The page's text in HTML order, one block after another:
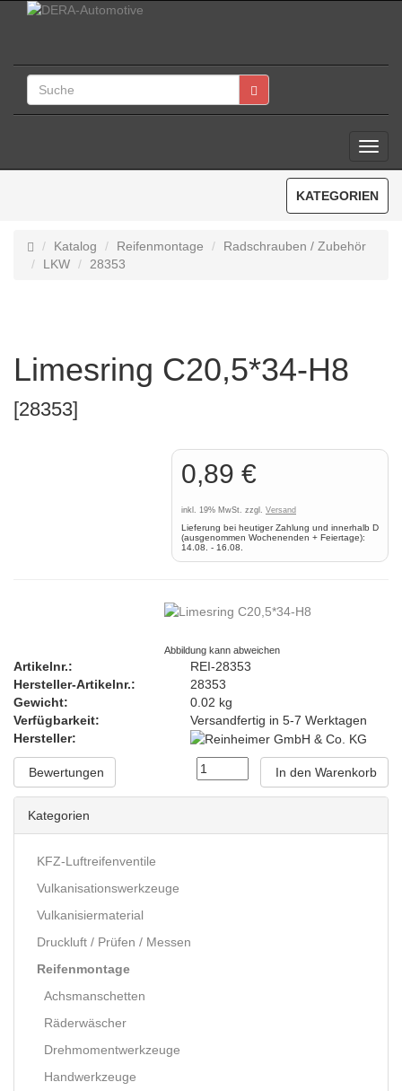
KATEGORIEN
Katalog Reifenmontage
Radschrauben / Zubehör
LKW
28353
Limesring C20,5*34-H8
[28353]
0,89 €
inkl. 19% MwSt. zzgl. Versand
Lieferung bei heutiger Zahlung und innerhalb D
(ausgenommen Wochenenden + Feiertage):
14.08. - 16.08.
Abbildung kann abweichen
Artikelnr.:
REI-28353
Hersteller-Artikelnr.:
28353
Gewicht:
0.02 kg
Verfügbarkeit:
Versandfertig in 5-7 Werktagen
Hersteller:
In den Warenkorb
Bewertungen
Kategorien
KFZ-Luftreifenventile
Vulkanisationswerkzeuge
Vulkanisiermaterial
Druckluft / Prüfen / Messen
Reifenmontage
Achsmanschetten
Räderwäscher
Drehmomentwerkzeuge
Handwerkzeuge